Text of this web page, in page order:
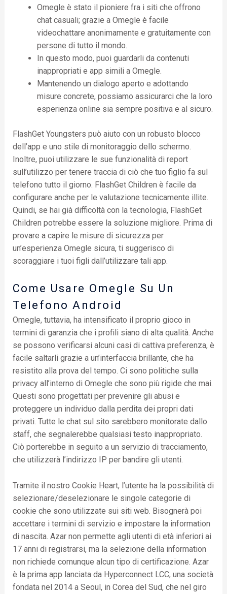
Omegle è stato il pioniere fra i siti che offrono
chat casuali; grazie a Omegle è facile
videochattare anonimamente e gratuitamente con
persone di tutto il mondo.
In questo modo, puoi guardarli da contenuti
inappropriati e app simili a Omegle.
Mantenendo un dialogo aperto e adottando
misure concrete, possiamo assicurarci che la loro
esperienza online sia sempre positiva e al sicuro.
FlashGet Youngsters può aiuto con un robusto blocco
dell’app e uno stile di monitoraggio dello schermo.
Inoltre, puoi utilizzare le sue funzionalità di report
sull’utilizzo per tenere traccia di ciò che tuo figlio fa sul
telefono tutto il giorno. FlashGet Children è facile da
configurare anche per le valutazione tecnicamente illite.
Quindi, se hai già difficoltà con la tecnologia, FlashGet
Children potrebbe essere la soluzione migliore. Prima di
provare a capire le misure di sicurezza per
un’esperienza Omegle sicura, ti suggerisco di
scoraggiare i tuoi figli dall’utilizzare tali app.
Come Usare Omegle Su Un
Telefono Android
Omegle, tuttavia, ha intensificato il proprio gioco in
termini di garanzia che i profili siano di alta qualità. Anche
se possono verificarsi alcuni casi di cattiva preferenza, è
facile saltarli grazie a un’interfaccia brillante, che ha
resistito alla prova del tempo. Ci sono politiche sulla
privacy all’interno di Omegle che sono più rigide che mai.
Questi sono progettati per prevenire gli abusi e
proteggere un individuo dalla perdita dei propri dati
privati. Tutte le chat sul sito sarebbero monitorate dallo
staff, che segnalerebbe qualsiasi testo inappropriato.
Ciò porterebbe in seguito a un servizio di tracciamento,
che utilizzerà l’indirizzo IP per bandire gli utenti.
Tramite il nostro Cookie Heart, l’utente ha la possibilità di
selezionare/deselezionare le singole categorie di
cookie che sono utilizzate sui siti web. Bisognerà poi
accettare i termini di servizio e impostare la information
di nascita. Azar non permette agli utenti di età inferiori ai
17 anni di registrarsi, ma la selezione della information
non richiede comunque alcun tipo di certificazione. Azar
è la prima app lanciata da Hyperconnect LCC, una società
fondata nel 2014 a Seoul, in Corea del Sud, che nel giro